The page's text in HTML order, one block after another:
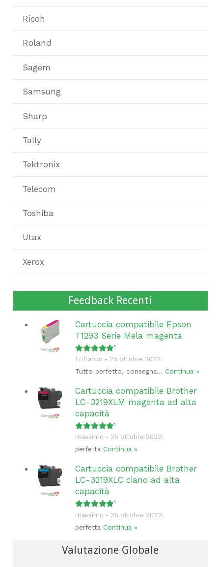
Ricoh
Roland
Sagem
Samsung
Sharp
Tally
Tektronix
Telecom
Toshiba
Utax
Xerox
Feedback Recenti
Cartuccia compatibile Epson
T1293 Serie Mela magenta
Valutato
Lnfranco - 25 ottobre 2022:
Tutto perfetto, consegna... Continua »
Cartuccia compatibile Brother
LC-3219XLM magenta ad alta
capacità
Valutato
massimo - 25 ottobre 2022:
perfetta Continua »
Cartuccia compatibile Brother
LC-3219XLC ciano ad alta
capacità
Valutato
massimo - 25 ottobre 2022:
perfetta Continua »
Valutazione Globale